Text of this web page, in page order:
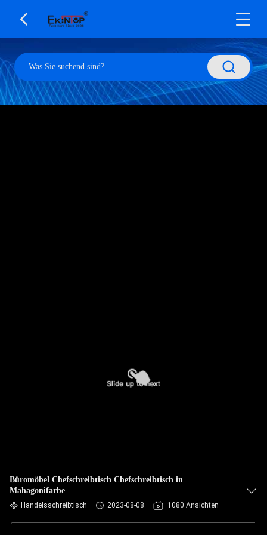
Büromöbel Chefschreibtisch Chefschreibtisch in
Mahagonifarbe
Handelsschreibtisch 2023-08-08 1080 Ansichten